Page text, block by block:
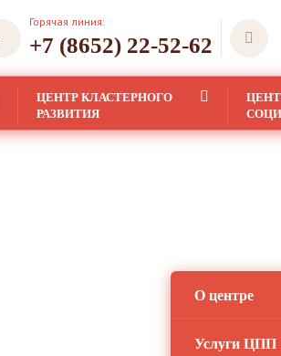
Горячая линия:
+7 (8652) 22-52-62
ЦЕНТР КЛАСТЕРНОГО
РАЗВИТИЯ
О центре
Услуги ЦПП